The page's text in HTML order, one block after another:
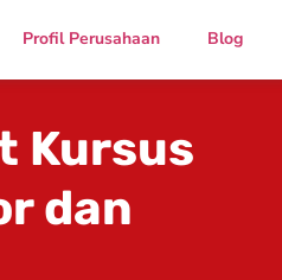
Profil Perusahaan Blog
Kursus
dan